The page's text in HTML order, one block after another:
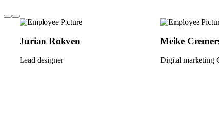
Jurian Rokven
Lead designer
Meike
Digital marketing